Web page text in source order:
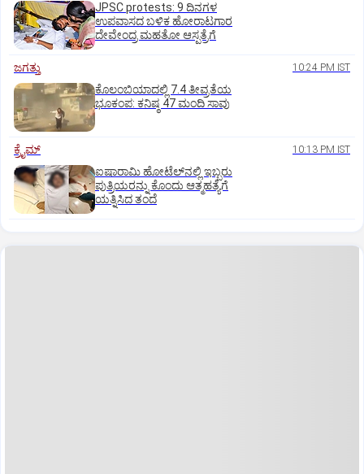
JPSC protests: 9 ದಿನಗಳ
ಉಪವಾಸದ ಬಳಿಕ ಹೋರಾಟಗಾರ
ದೇವೇಂದ್ರ ಮಹತೋ ಆಸ್ಪತ್ರೆಗೆ
ಜಗತ್ತು 10:24 PM IST
ಕೊಲಂಬಿಯಾದಲ್ಲಿ 7.4 ತೀವ್ರತೆಯ
ಭೂಕಂಪ: ಕನಿಷ್ಠ 47 ಮಂದಿ ಸಾವು
ಕ್ರೈಮ್ 10:13 PM IST
ಐಷಾರಾಮಿ ಹೋಟೆಲ್‌ನಲ್ಲಿ ಇಬ್ಬರು
ಪುತ್ರಿಯರನ್ನು ಕೊಂದು ಆತ್ಮಹತ್ಯೆಗೆ
ಯತ್ನಿಸಿದ ತಂದೆ